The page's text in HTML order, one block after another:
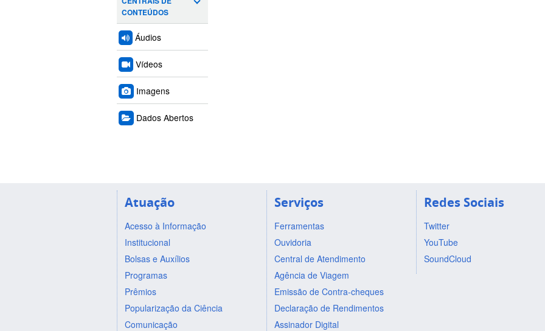
CONTEÚDOS
Áudios
Vídeos
Imagens
Dados Abertos
Atuação
Acesso à Informação
Institucional
Bolsas e Auxílios
Programas
Prêmios
Popularização da Ciência
Comunicação
Serviços
Ferramentas
Ouvidoria
Central de Atendimento
Agência de Viagem
Emissão de Contra-cheques
Declaração de Rendimentos
Assinador Digital
Redes Sociais
Twitter
YouTube
SoundCloud